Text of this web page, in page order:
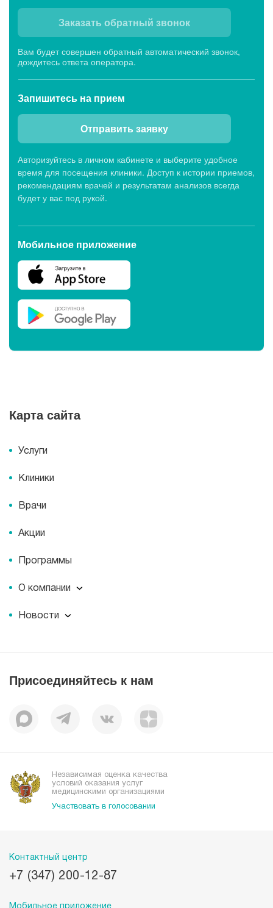
Заказать обратный звонок
Вам будет совершен обратный автоматический звонок,
дождитесь ответа оператора.
Запишитесь на прием
Отправить заявку
Авторизуйтесь в личном кабинете и выберите удобное
время для посещения клиники. Доступ к истории приемов,
рекомендациям врачей и результатам анализов всегда
будет у вас под рукой.
Мобильное приложение
Карта сайта
Услуги
Клиники
Врачи
Акции
Программы
О компании
О компании
Пациентам
Миссия
Корпоративная социальная ответственность
Наши преимущества
Новости
Пресс-центр
Присоединяйтесь к нам
Независимая оценка качества
условий оказания услуг
медицинскими организациями
Участвовать в голосовании
Контактный центр
+7 (347) 200-12-87